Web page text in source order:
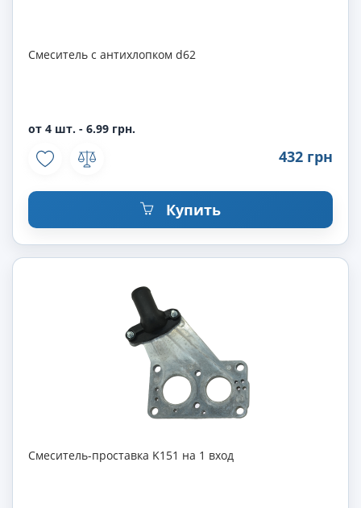
Смеситель с антихлопком d62
от 4 шт. - 6.99 грн.
432 грн
Купить
Смеситель-проставка K151 на 1 вход